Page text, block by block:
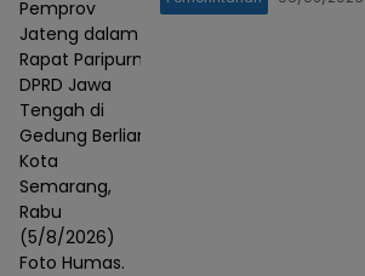
Pemprov
Jateng dalam
Rapat Paripurna
DPRD Jawa
Tengah di
Gedung Berlian,
Kota
Semarang,
Rabu
(5/8/2026)
Foto Humas.